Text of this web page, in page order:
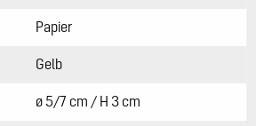
Papier
Gelb
ø 5/7 cm / H 3 cm